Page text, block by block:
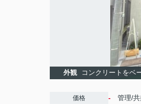
外観 コンクリートをベ
価格 - 管理/共